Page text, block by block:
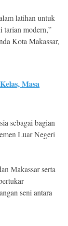
latihan untuk
tarian modern,”
Kota Makassar,
Masa
sebagai bagian
Luar Negeri
Makassar serta
seni antara